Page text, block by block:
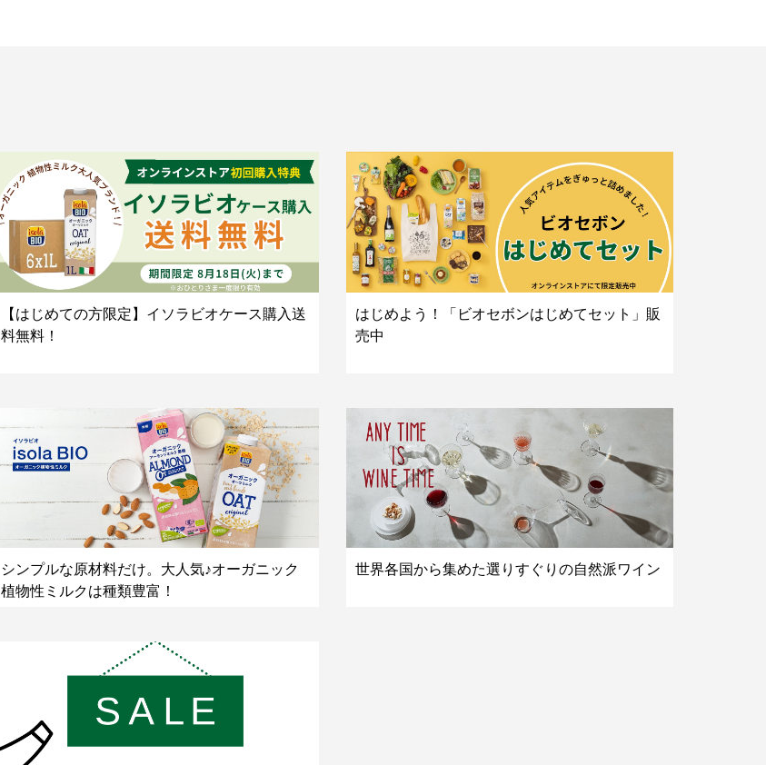
【はじめての方限定】イソラビオケース購入送
料無料！
はじめよう！「ビオセボンはじめてセット」販
売中
シンプルな原材料だけ。大人気♪オーガニック
植物性ミルクは種類豊富！
世界各国から集めた選りすぐりの自然派ワイン